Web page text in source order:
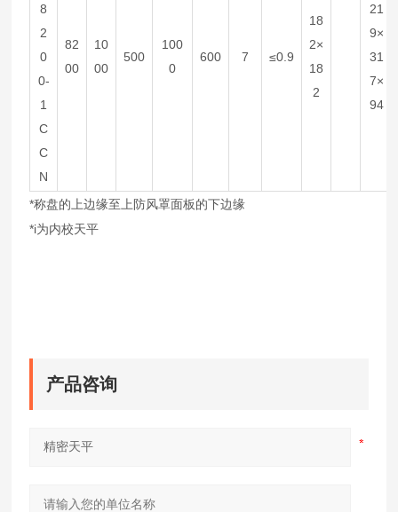
8
2
0
0-
1
C
C
N
82
00
10
00
500
100
0
600 7 ≤0.9
18
2×
18
2
21
9×
31
7×
94
*称盘的上边缘至上防风罩面板的下边缘
*i为内校天平
产品咨询